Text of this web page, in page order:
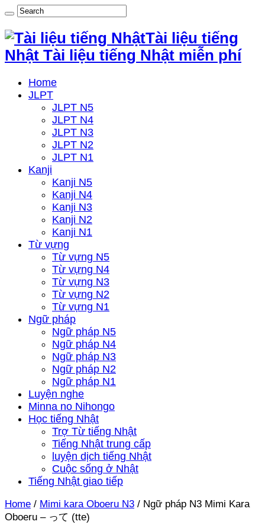
Tài liệu tiếng
Nhật Tài liệu tiếng Nhật miễn phí
Home
JLPT
JLPT N5
JLPT N4
JLPT N3
JLPT N2
JLPT N1
Kanji
Kanji N5
Kanji N4
Kanji N3
Kanji N2
Kanji N1
Từ vựng
Từ vựng N5
Từ vựng N4
Từ vựng N3
Từ vựng N2
Từ vựng N1
Ngữ pháp
Ngữ pháp N5
Ngữ pháp N4
Ngữ pháp N3
Ngữ pháp N2
Ngữ pháp N1
Luyện nghe
Minna no Nihongo
Học tiếng Nhật
Trợ Từ tiếng Nhật
Tiếng Nhật trung cấp
luyện dịch tiếng Nhật
Cuộc sống ở Nhật
Tiếng Nhật giao tiếp
Home / Mimi kara Oboeru N3 / Ngữ pháp N3 Mimi Kara
Oboeru – って (tte)